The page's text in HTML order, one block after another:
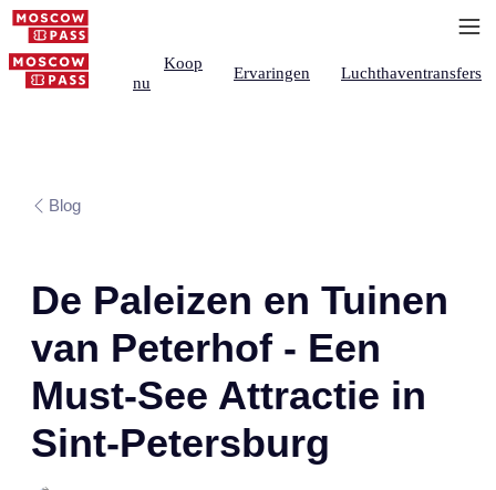
Koop
nu
Ervaringen Luchthaventransfers
Blog
De Paleizen en Tuinen
van Peterhof - Een
Must-See Attractie in
Sint-Petersburg